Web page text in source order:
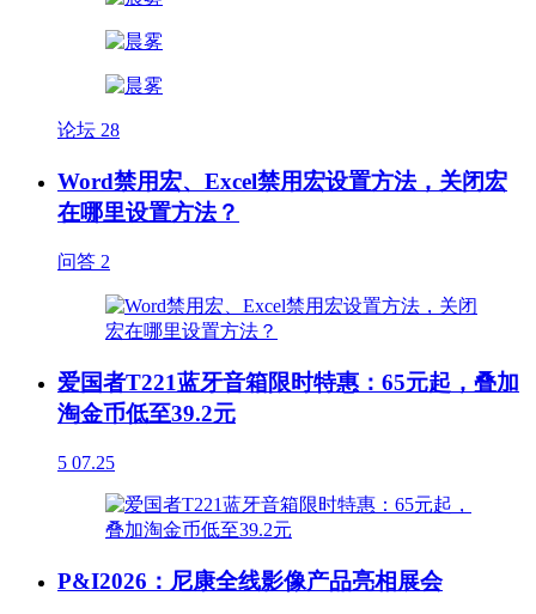
论坛 28
Word禁用宏、Excel禁用宏设置方法，关闭宏
在哪里设置方法？
问答 2
爱国者T221蓝牙音箱限时特惠：65元起，叠加
淘金币低至39.2元
5 07.25
P&I2026：尼康全线影像产品亮相展会